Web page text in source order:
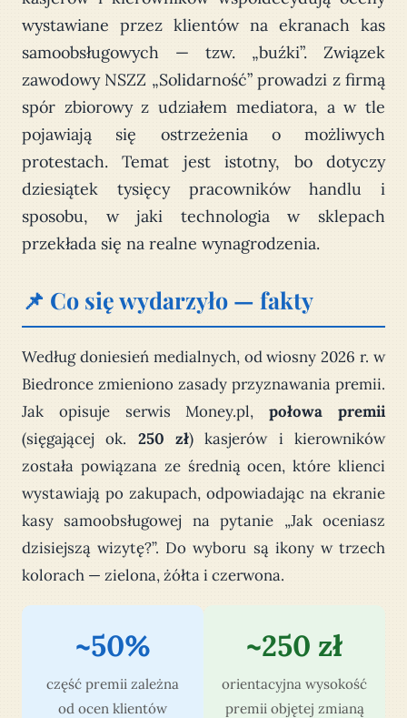
wystawiane przez klientów na ekranach kas
samoobsługowych — tzw. „buźki”. Związek
zawodowy NSZZ „Solidarność” prowadzi z firmą
spór zbiorowy z udziałem mediatora, a w tle
pojawiają się ostrzeżenia o możliwych
protestach. Temat jest istotny, bo dotyczy
dziesiątek tysięcy pracowników handlu i
sposobu, w jaki technologia w sklepach
przekłada się na realne wynagrodzenia.
📌 Co się wydarzyło — fakty
Według doniesień medialnych, od wiosny 2026 r. w
Biedronce zmieniono zasady przyznawania premii.
Jak opisuje serwis Money.pl,połowa premii
(sięgającej ok. 250 zł) kasjerów i kierowników
została powiązana ze średnią ocen, które klienci
wystawiają po zakupach, odpowiadając na ekranie
kasy samoobsługowej na pytanie „Jak oceniasz
dzisiejszą wizytę?”. Do wyboru są ikony w trzech
kolorach — zielona, żółta i czerwona.
~50%
część premii zależna
od ocen klientów
~250 zł
orientacyjna wysokość
premii objętej zmianą